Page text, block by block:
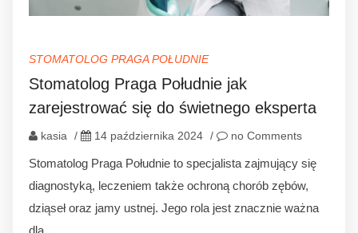
STOMATOLOG PRAGA POŁUDNIE
Stomatolog Praga Południe jak
zarejestrować się do świetnego eksperta
kasia / 14 października 2024 / no Comments
Stomatolog Praga Południe to specjalista zajmujący się
diagnostyką, leczeniem także ochroną chorób zębów,
dziąseł oraz jamy ustnej. Jego rola jest znacznie ważna
dla…